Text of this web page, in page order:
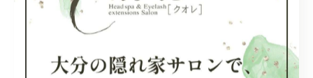
ヘッドスパ
< 前のページ 一覧に戻る 次のページ >